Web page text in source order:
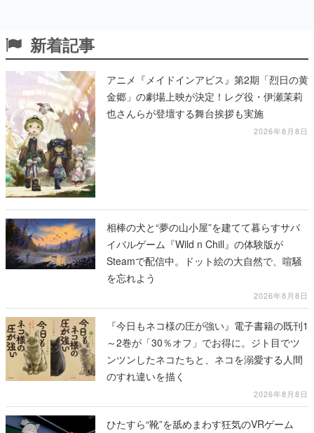
新着記事
アニメ『メイドインアビス』第2期「烈日の黄
金郷」の劇場上映が決定！レグ役・伊瀬茉莉
也さんらが登壇する舞台挨拶も実施
2026年8月8日
相棒の犬と“夢の山小屋”を建てて暮らすサバ
イバルゲーム『Wild n Chill』の体験版が
Steamで配信中。ドット絵の大自然で、喧騒
を忘れよう
2026年8月8日
『今日もネコ様の圧が強い』電子書籍の既刊1
～2巻が「30％オフ」でお得に。ジト目でツ
ンツンしたネコたちと、ネコを溺愛する人間
のすれ違いを描く
2026年8月8日
ひたすら“靴”を舐めまわす狂気のVRゲーム